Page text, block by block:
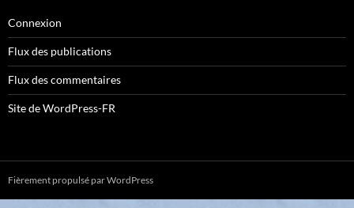
Connexion
Flux des publications
Flux des commentaires
Site de WordPress-FR
Fièrement propulsé par WordPress